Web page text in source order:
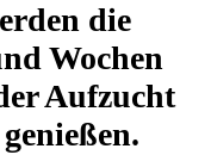
die
Wochen
Aufzucht